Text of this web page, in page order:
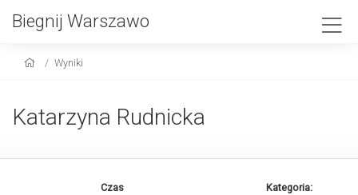
Biegnij Warszawo
Wyniki
Katarzyna Rudnicka
Czas
Kategoria: